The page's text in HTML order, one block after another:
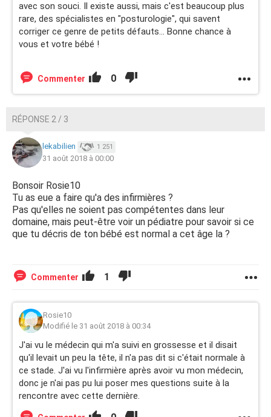
avec son souci. Il existe aussi, mais c'est beaucoup plus
rare, des spécialistes en "posturologie", qui savent
corriger ce genre de petits défauts... Bonne chance à
vous et votre bébé !
Commenter 0
RÉPONSE 2 / 3
lekabilien 1 251
31 août 2018 à 00:00
Bonsoir Rosie10
Tu as eue a faire qu'a des infirmières ?
Pas qu'elles ne soient pas compétentes dans leur
domaine, mais peut-être voir un pédiatre pour savoir si ce
que tu décris de ton bébé est normal a cet âge la ?
Commenter 1
Rosie10
Modifié le 31 août 2018 à 00:34
J'ai vu le médecin qui m'a suivi en grossesse et il disait
qu'il levait un peu la tête, il n'a pas dit si c'était normale à
ce stade. J'ai vu l'infirmière après avoir vu mon médecin,
donc je n'ai pas pu lui poser mes questions suite à la
rencontre avec cette dernière.